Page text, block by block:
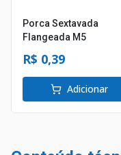
Porca Sextavada
Flangeada M5
R$ 0,39
Adicionar